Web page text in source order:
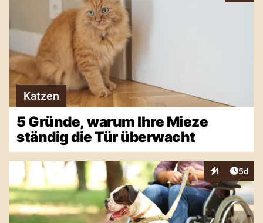
Katzen
5 Gründe, warum Ihre Mieze
ständig die Tür überwacht
1
Interaktionen
5d